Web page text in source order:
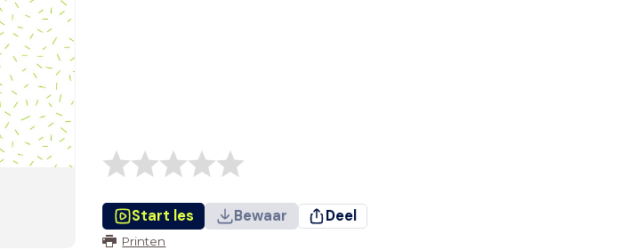
Start les Bewaar Deel
Printen